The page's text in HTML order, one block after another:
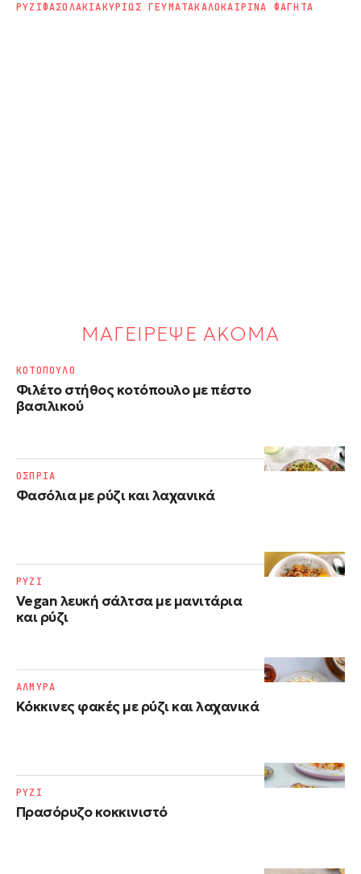
ΡΥΖΙΦΑΣΟΛΑΚΙΑΚΥΡΙΩΣ ΓΕΥΜΑΤΑΚΑΛΟΚΑΙΡΙΝΑ ΦΑΓΗΤΑ
ΜΑΓΕΙΡΕΨΕ ΑΚΟΜΑ
Φιλέτο στήθος κοτόπουλο με πέστο
βασιλικού
ΚΟΤΟΠΟΥΛΟ
Φασόλια με ρύζι​ και λαχανικά
ΟΣΠΡΙΑ
Vegan λευκή σάλτσα με μανιτάρια
και ρύζι
ΡΥΖΙ
Κόκκινες φακές με ρύζι και λαχανικά
ΑΛΜΥΡΑ
Πρασόρυζο κοκκινιστό
ΡΥΖΙ